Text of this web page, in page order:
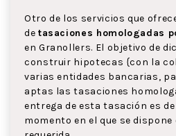
Otro de los servicios que
de tasaciones homologadas
en Granollers. El objetivo de
construir hipotecas {con la
varias entidades bancarias,
aptas las tasaciones
entrega de esta tasación es
momento en el que se